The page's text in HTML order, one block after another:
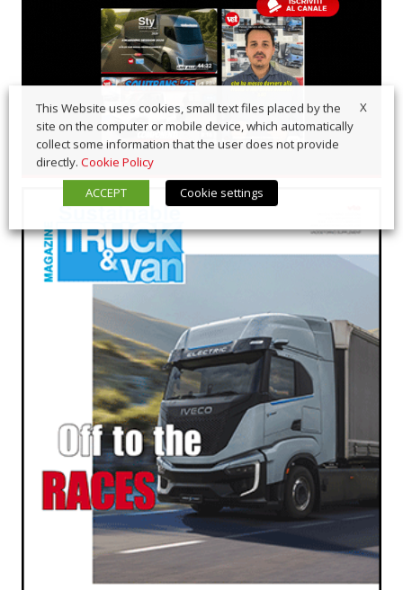
X
This Website uses cookies, small text files placed by the
site on the computer or mobile device, which automatically
collect some information that the user does not provide
directly. Cookie Policy
ACCEPT
Cookie settings